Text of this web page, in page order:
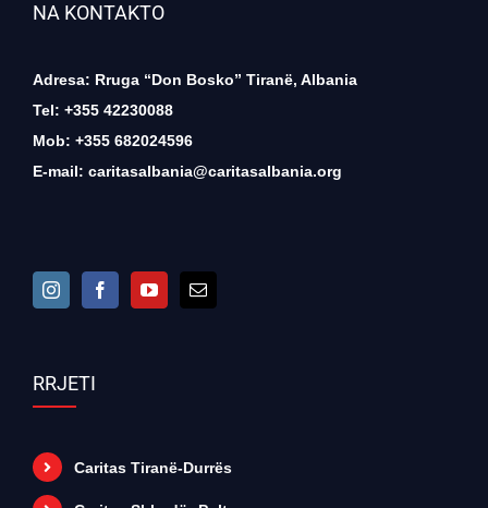
NA KONTAKTO
Adresa: Rruga “Don Bosko” Tiranë, Albania
Tel: +355 42230088
Mob: +355 682024596
E-mail: caritasalbania@caritasalbania.org
RRJETI
Caritas Tiranë-Durrës